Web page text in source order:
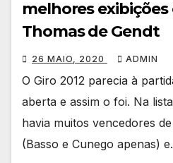
melhores exibições
Thomas de Gendt
26 MAIO, 2020 ADMIN
O Giro 2012 parecia à
aberta e assim o foi. Na
havia muitos vencedores
(Basso e Cunego apenas)